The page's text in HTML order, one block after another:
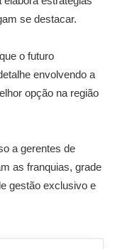
se destacar.
o futuro
envolvendo a
opção na região
a gerentes de
as franquias, grade
gestão exclusivo e